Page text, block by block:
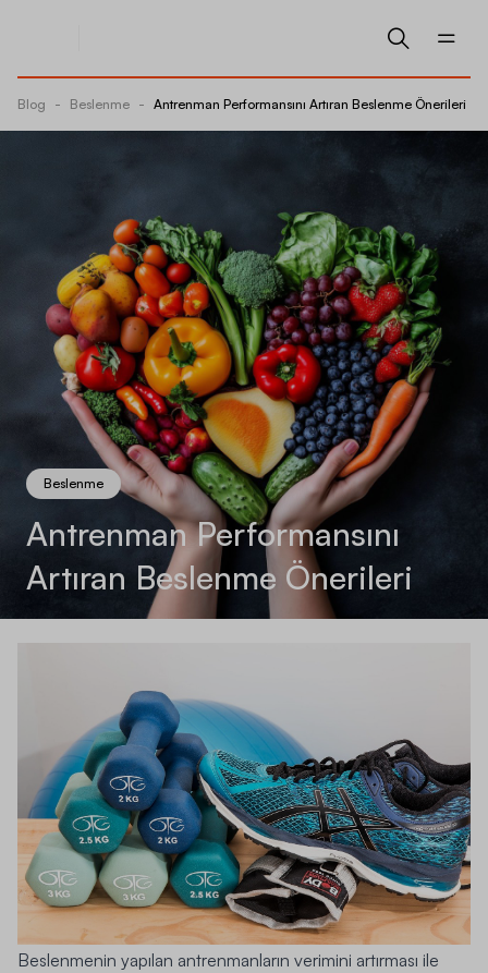
Blog - Beslenme - Antrenman Performansını Artıran Beslenme Önerileri
Beslenme
Antrenman Performansını
Artıran Beslenme Önerileri
Beslenmenin yapılan antrenmanların verimini artırması ile